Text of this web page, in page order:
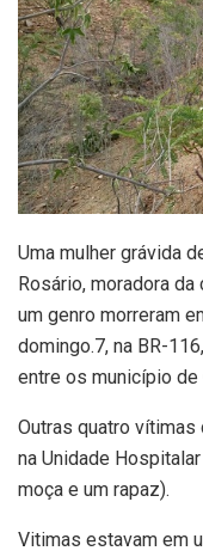
Uma mulher grávida
Rosário, moradora da
um genro morreram
domingo.7, na BR-
entre os município de
Outras quatro
na Unidade
moça e um rapaz).
Vitimas estavam em